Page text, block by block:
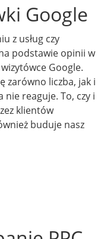
Google
z usług czy
podstawie opinii w
Google.
zarówno liczba, jak i
reaguje. To, czy i
klientów
buduje nasz